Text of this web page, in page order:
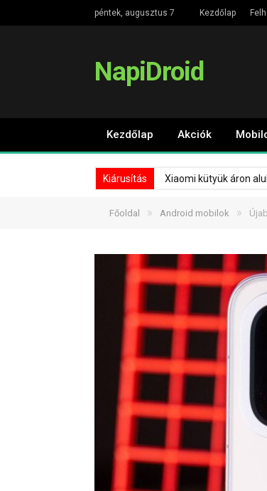
péntek, augusztus 7 Kezdőlap
NapiDroid
Kezdőlap Akciók
Kiárusítás Xiaomi kütyük áron alul
Főoldal » Android mobilok »